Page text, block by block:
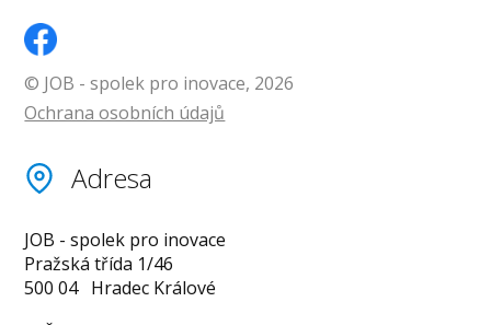
© JOB - spolek pro inovace, 2026
Ochrana osobních údajů
Adresa
JOB - spolek pro inovace
Pražská třída 1/46
500 04 Hradec Králové